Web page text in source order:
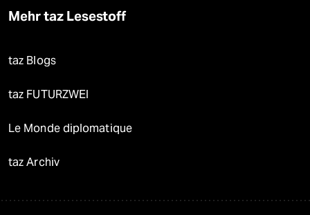
Mehr taz Lesestoff
taz Blogs
taz FUTURZWEI
Le Monde diplomatique
taz Archiv